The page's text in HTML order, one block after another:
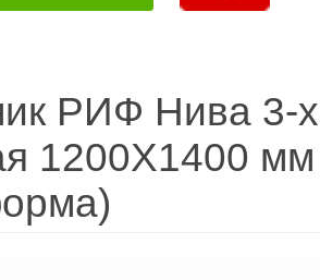
РИФ Нива 3-х
1200Х1400 мм